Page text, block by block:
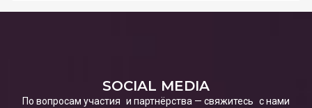
SOCIAL MEDIA
По вопросам участия и партнёрства — свяжитесь с нами